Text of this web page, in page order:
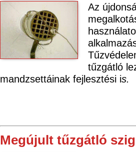
Az
tűzgátló
mandzsettáinak fejlesztési is.
Megújult tűzgátló